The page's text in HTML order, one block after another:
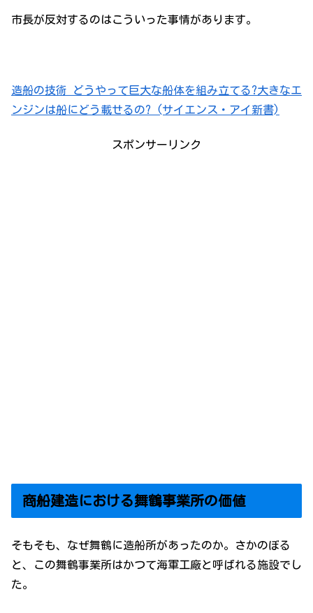
市長が反対するのはこういった事情があります。
造船の技術 どうやって巨大な船体を組み立てる?大きなエ
ンジンは船にどう載せるの? (サイエンス・アイ新書)
スポンサーリンク
商船建造における舞鶴事業所の価値
そもそも、なぜ舞鶴に造船所があったのか。さかのぼる
と、この舞鶴事業所はかつて海軍工廠と呼ばれる施設でし
た。